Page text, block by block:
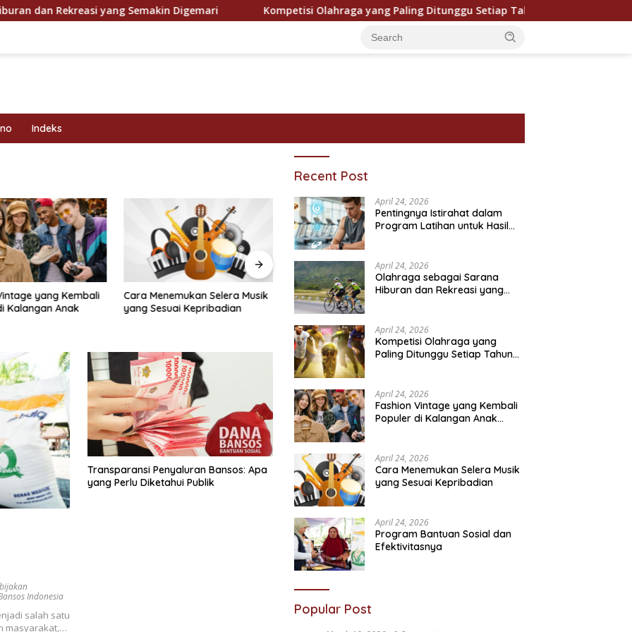
Rekreasi yang Semakin Digemari Kompetisi Olahraga yang Paling Ditunggu Setiap Tahun oleh Penggemar Dunia
Indeks
yang Kembali
Kalangan Anak
Cara Menemukan Selera Musik
yang Sesuai Kepribadian
Program Bantuan Sosial dan
Efektivitasnya
Pentingnya Pendidikan
Indonesia
salah satu
masyarakat,…
Transparansi Penyaluran Bansos: Apa
yang Perlu Diketahui Publik
Recent Post
April 24, 2026
Pentingnya Istirahat dalam
Program Latihan untuk Hasil
April 24, 2026
Olahraga sebagai Sarana
Hiburan dan Rekreasi yang
April 24, 2026
Kompetisi Olahraga yang
Paling Ditunggu Setiap Tahun
April 24, 2026
Fashion Vintage yang Kembali
Populer di Kalangan Anak
April 24, 2026
Cara Menemukan Selera Musik
yang Sesuai Kepribadian
April 24, 2026
Program Bantuan Sosial dan
Efektivitasnya
Popular Post